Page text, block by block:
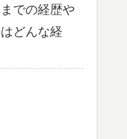
での経歴や
どんな経